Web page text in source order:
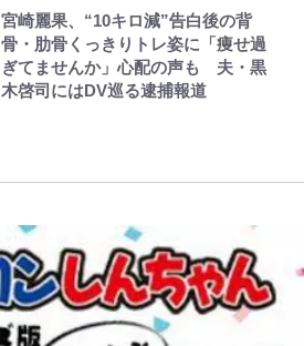
宮崎麗果、“10キロ減”告白後の背
骨・肋骨くっきりトレ姿に「痩せ過
ぎてませんか」心配の声も 夫・黒
木啓司にはDV巡る逮捕報道
辺境ライフ ~中年男が回復スキルに
覚醒して、英雄へ成り上がる~ 第82
話(1)
外な結果！「車中泊レポート」
「電気風呂の数は全国一」温泉じゃ
ないのに大満足！ 上高地帰りに寄
江口洋介の人生最大のCHANGEは
「ファミリーができたこと」時には
30人で…江口流“普通の”子育てメ
1枚までの壮大なフリ｣｢知念くんの
ことどんだけ好きなんよｗ｣
｢知念さんを煽ってたのと同じ
儀正しいイケメンやな」
著
映画『ちいかわ』入場者特典「第２
弾」がスタート！まさかの人気アイ
テムに称賛続々「豪華すぎる！」